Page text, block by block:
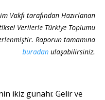
Vakfı tarafından Hazırlanan
Verilerle Türkiye Toplumu
Raporun tamamına
buradan ulaşabilirsiniz.
ikiz günahı: Gelir ve